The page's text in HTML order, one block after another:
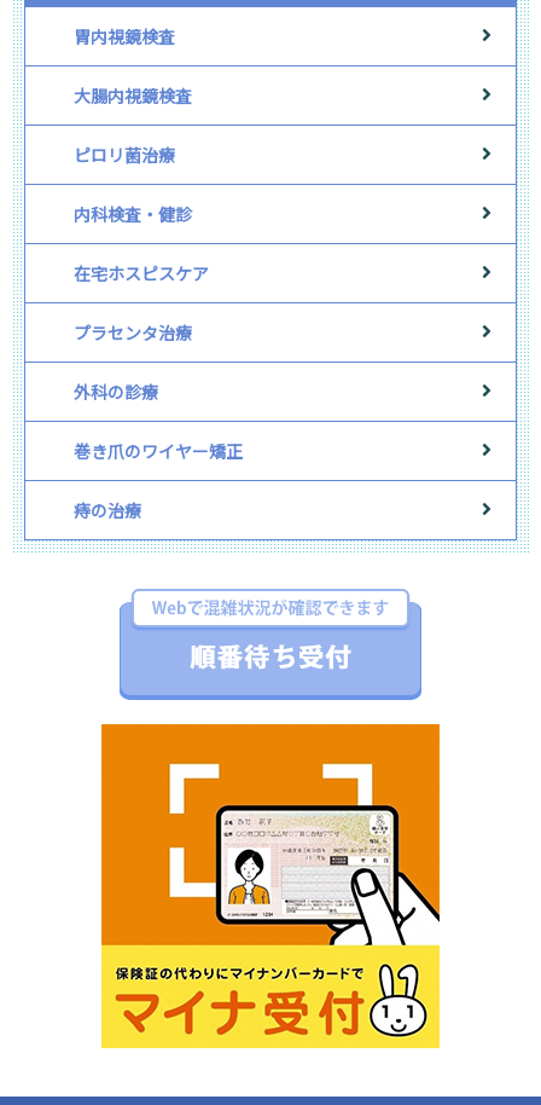
胃内視鏡検査
大腸内視鏡検査
ピロリ菌治療
内科検査・健診
在宅ホスピスケア
プラセンタ治療
外科の診療
巻き爪のワイヤー矯正
痔の治療